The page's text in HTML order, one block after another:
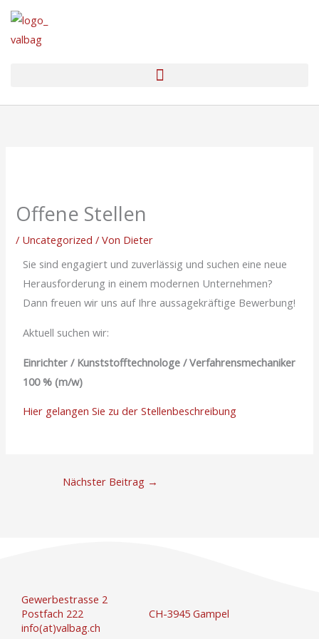
Zum
Inhalt
springen
Offene Stellen
/ Uncategorized / Von Dieter
Sie sind engagiert und zuverlässig und suchen eine neue
Herausforderung in einem modernen Unternehmen?
Dann freuen wir uns auf Ihre aussagekräftige Bewerbung!
Aktuell suchen wir:
Einrichter / Kunststofftechnologe / Verfahrensmechaniker
100 % (m/w)
Hier gelangen Sie zu der Stellenbeschreibung
Nächster Beitrag →
Gewerbestrasse 2
Postfach 222
CH-3945 Gampel
info(at)valbag.ch